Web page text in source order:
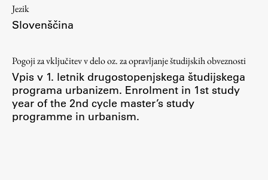
ŠIS (SI)
ŠIS (EN)
Aktualno
Obvestila
Jezik
Slovenščina
Pogoji za vključitev v delo oz. za opravljanje študijskih obveznosti
Vpis v 1. letnik drugostopenjskega študijskega
programa urbanizem. Enrolment in 1st study
year of the 2nd cycle master’s study
programme in urbanism.